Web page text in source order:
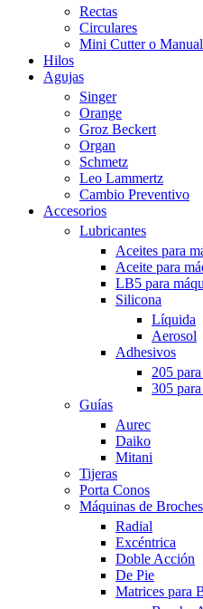
Rectas
Circulares
Mini Cutter o
Hilos
Agujas
Singer
Orange
Groz Beckert
Organ
Schmetz
Leo Lammertz
Cambio Preventivo
Accesorios
Lubricantes
Aceites para
Aceite para
LB5 para
Silicona
Líquida
Aerosol
Adhesivos
205
305
Guías
Aurec
Daiko
Mitani
Tijeras
Porta Conos
Máquinas de Broches
Radial
Excéntrica
Doble Acción
De Pie
Matrices para